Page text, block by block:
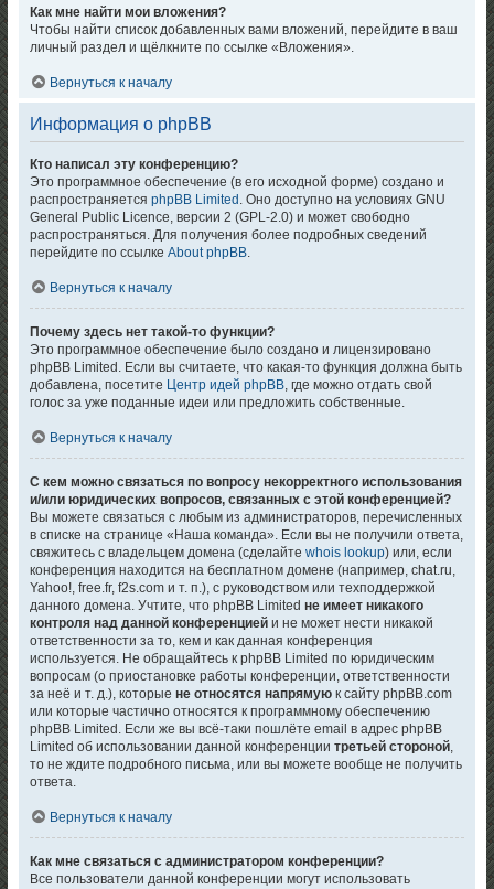
Как мне найти мои вложения?
Чтобы найти список добавленных вами вложений, перейдите в ваш
личный раздел и щёлкните по ссылке «Вложения».
Вернуться к началу
Информация о phpBB
Кто написал эту конференцию?
Это программное обеспечение (в его исходной форме) создано и
распространяетсяphpBB Limited . Оно доступно на условиях GNU
General Public Licence, версии 2 (GPL-2.0) и может свободно
распространяться. Для получения более подробных сведений
перейдите по ссылкеAbout phpBB.
Вернуться к началу
Почему здесь нет такой-то функции?
Это программное обеспечение было создано и лицензировано
phpBB Limited. Если вы считаете, что какая-то функция должна быть
добавлена, посетите Центр идей phpBB, где можно отдать свой
голос за уже поданные идеи или предложить собственные.
Вернуться к началу
С кем можно связаться по вопросу некорректного использования
и/или юридических вопросов, связанных с этой конференцией?
Вы можете связаться с любым из администраторов, перечисленных
в списке на странице «Наша команда». Если вы не получили ответа,
свяжитесь с владельцем домена (сделайтеwhois lookup) или, если
конференция находится на бесплатном домене (например, chat.ru,
Yahoo!, free.fr, f2s.com и т. п.), с руководством или техподдержкой
данного домена. Учтите, что phpBB Limitedне имеет никакого
контроля над данной конференцией и не может нести никакой
ответственности за то, кем и как данная конференция
используется. Не обращайтесь к phpBB Limited по юридическим
вопросам (о приостановке работы конференции, ответственности
за неё и т. д.), которыене относятся напрямую к сайту phpBB.com
или которые частично относятся к программному обеспечению
phpBB Limited. Если же вы всё-таки пошлёте email в адрес phpBB
Limited об использовании данной конференциитретьей стороной,
то не ждите подробного письма, или вы можете вообще не получить
ответа.
Вернуться к началу
Как мне связаться с администратором конференции?
Все пользователи данной конференции могут использовать